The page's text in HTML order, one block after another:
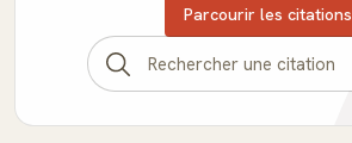
Parcourir les citations